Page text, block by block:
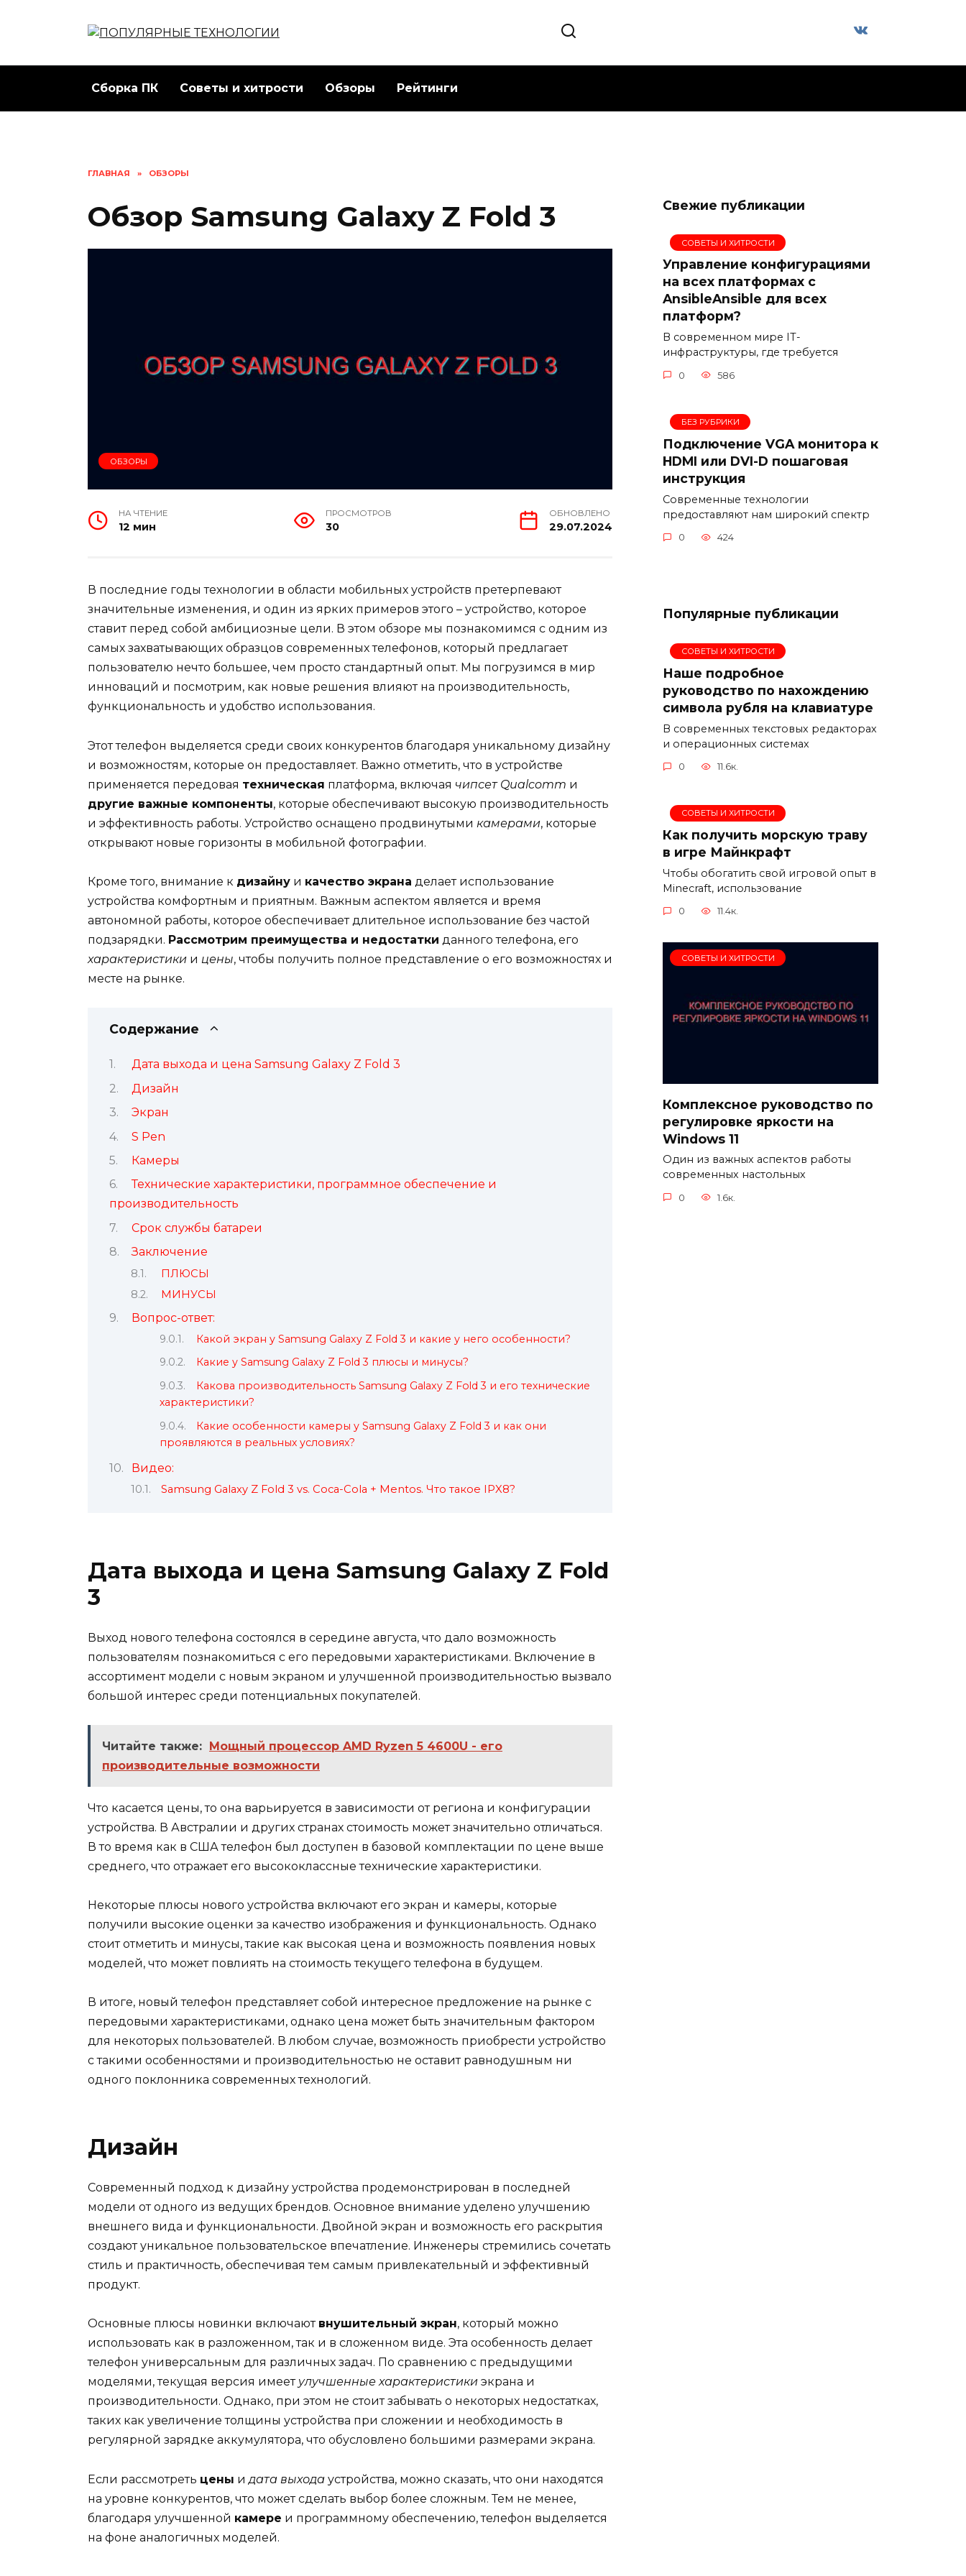
Сборка ПК Советы и хитрости Обзоры Рейтинги
ГЛАВНАЯ » ОБЗОРЫ
Обзор Samsung Galaxy Z Fold 3
ОБЗОРЫ
НА ЧТЕНИЕ
12 мин
ПРОСМОТРОВ
30
ОБНОВЛЕНО
29.07.2024
В последние годы технологии в области мобильных устройств претерпевают
значительные изменения, и один из ярких примеров этого – устройство, которое
ставит перед собой амбициозные цели. В этом обзоре мы познакомимся с одним из
самых захватывающих образцов современных телефонов, который предлагает
пользователю нечто большее, чем просто стандартный опыт. Мы погрузимся в мир
инноваций и посмотрим, как новые решения влияют на производительность,
функциональность и удобство использования.
Этот телефон выделяется среди своих конкурентов благодаря уникальному дизайну
и возможностям, которые он предоставляет. Важно отметить, что в устройстве
применяется передовая техническая платформа, включая чипсет Qualcomm и
другие важные компоненты, которые обеспечивают высокую производительность
и эффективность работы. Устройство оснащено продвинутыми камерами, которые
открывают новые горизонты в мобильной фотографии.
Кроме того, внимание к дизайну и качество экрана делает использование
устройства комфортным и приятным. Важным аспектом является и время
автономной работы, которое обеспечивает длительное использование без частой
подзарядки. Рассмотрим преимущества и недостатки данного телефона, его
характеристики и цены, чтобы получить полное представление о его возможностях и
месте на рынке.
Содержание
Дата выхода и цена Samsung Galaxy Z Fold 3
Дизайн
Экран
S Pen
Камеры
Технические характеристики, программное обеспечение и
производительность
Срок службы батареи
Заключение
ПЛЮСЫ
МИНУСЫ
Вопрос-ответ:
Какой экран у Samsung Galaxy Z Fold 3 и какие у него особенности?
Какие у Samsung Galaxy Z Fold 3 плюсы и минусы?
Какова производительность Samsung Galaxy Z Fold 3 и его технические
характеристики?
Какие особенности камеры у Samsung Galaxy Z Fold 3 и как они
проявляются в реальных условиях?
Видео:
Samsung Galaxy Z Fold 3 vs. Coca-Cola + Mentos. Что такое IPX8?
Дата выхода и цена Samsung Galaxy Z Fold
3
Выход нового телефона состоялся в середине августа, что дало возможность
пользователям познакомиться с его передовыми характеристиками. Включение в
ассортимент модели с новым экраном и улучшенной производительностью вызвало
большой интерес среди потенциальных покупателей.
Читайте также: Мощный процессор AMD Ryzen 5 4600U - его
производительные возможности
Что касается цены, то она варьируется в зависимости от региона и конфигурации
устройства. В Австралии и других странах стоимость может значительно отличаться.
В то время как в США телефон был доступен в базовой комплектации по цене выше
среднего, что отражает его высококлассные технические характеристики.
Некоторые плюсы нового устройства включают его экран и камеры, которые
получили высокие оценки за качество изображения и функциональность. Однако
стоит отметить и минусы, такие как высокая цена и возможность появления новых
моделей, что может повлиять на стоимость текущего телефона в будущем.
В итоге, новый телефон представляет собой интересное предложение на рынке с
передовыми характеристиками, однако цена может быть значительным фактором
для некоторых пользователей. В любом случае, возможность приобрести устройство
с такими особенностями и производительностью не оставит равнодушным ни
одного поклонника современных технологий.
Дизайн
Современный подход к дизайну устройства продемонстрирован в последней
модели от одного из ведущих брендов. Основное внимание уделено улучшению
внешнего вида и функциональности. Двойной экран и возможность его раскрытия
создают уникальное пользовательское впечатление. Инженеры стремились сочетать
стиль и практичность, обеспечивая тем самым привлекательный и эффективный
продукт.
Основные плюсы новинки включают внушительный экран, который можно
использовать как в разложенном, так и в сложенном виде. Эта особенность делает
телефон универсальным для различных задач. По сравнению с предыдущими
моделями, текущая версия имеет улучшенные характеристики экрана и
производительности. Однако, при этом не стоит забывать о некоторых недостатках,
таких как увеличение толщины устройства при сложении и необходимость в
регулярной зарядке аккумулятора, что обусловлено большими размерами экрана.
Если рассмотреть цены и дата выхода устройства, можно сказать, что они находятся
на уровне конкурентов, что может сделать выбор более сложным. Тем не менее,
благодаря улучшенной камере и программному обеспечению, телефон выделяется
на фоне аналогичных моделей.
Свежие публикации
СОВЕТЫ И ХИТРОСТИ
Управление конфигурациями
на всех платформах с
AnsibleAnsible для всех
платформ?
В современном мире IT-
инфраструктуры, где требуется
0 586
БЕЗ РУБРИКИ
Подключение VGA монитора к
HDMI или DVI-D пошаговая
инструкция
Современные технологии
предоставляют нам широкий спектр
0 424
Популярные публикации
СОВЕТЫ И ХИТРОСТИ
Наше подробное
руководство по нахождению
символа рубля на клавиатуре
В современных текстовых редакторах
и операционных системах
0 11.6к.
СОВЕТЫ И ХИТРОСТИ
Как получить морскую траву
в игре Майнкрафт
Чтобы обогатить свой игровой опыт в
Minecraft, использование
0 11.4к.
СОВЕТЫ И ХИТРОСТИ
Комплексное руководство по
регулировке яркости на
Windows 11
Один из важных аспектов работы
современных настольных
0 1.6к.